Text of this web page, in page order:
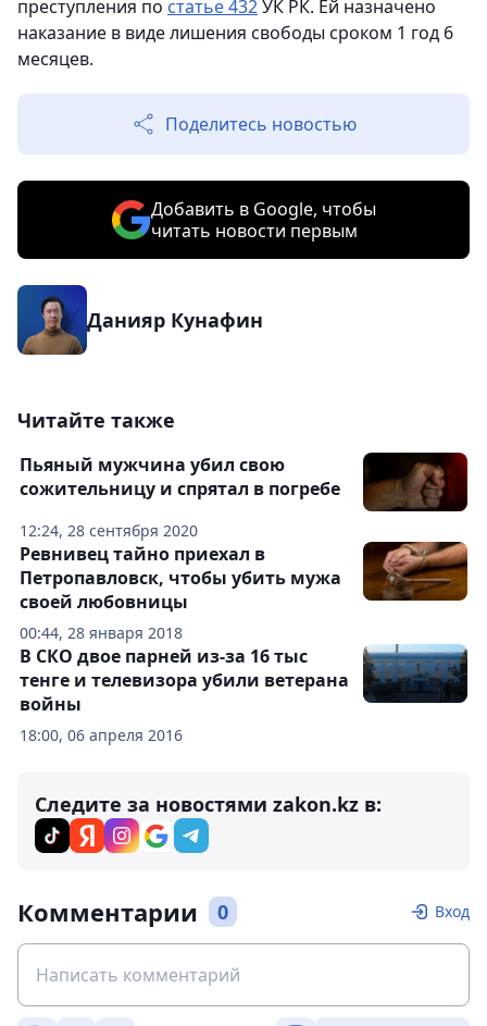
преступления по статье 432УК РК. Ей назначено
наказание в виде лишения свободы сроком 1 год 6
месяцев.
Поделитесь новостью
Добавить в Google, чтобы
читать новости первым
Данияр Кунафин
Читайте также
12:24, 28 сентября 2020
Пьяный мужчина убил свою
сожительницу и спрятал в погребе
00:44, 28 января 2018
Ревнивец тайно приехал в
Петропавловск, чтобы убить мужа
своей любовницы
18:00, 06 апреля 2016
В СКО двое парней из-за 16 тыс
тенге и телевизора убили ветерана
войны
Следите за новостями zakon.kz в:
Комментарии 0 Вход